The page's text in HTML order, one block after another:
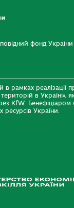
фонд України
рамках реалізації
в Україні»,
KfW. Бенефіціаром
ресурсів України.